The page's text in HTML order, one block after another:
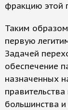
фракцию этой
Таким
первую
Задачей
обеспечение
назначенных
большинства